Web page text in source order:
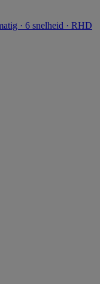
· 6 snelheid · RHD